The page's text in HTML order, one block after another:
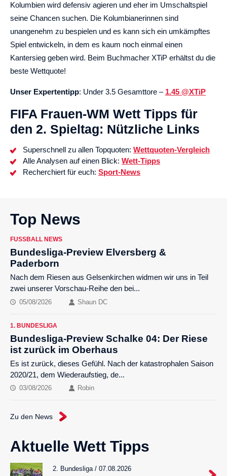
Kolumbien wird defensiv agieren und eher im Umschaltspiel
seine Chancen suchen. Die Kolumbianerinnen sind
unangenehm zu bespielen und es kann sich ein umkämpftes
Spiel entwickeln, in dem es kaum noch einmal einen
Kantersieg geben wird. Beim Buchmacher XTiP erhältst du die
beste Wettquote!
Unser Expertentipp: Under 3.5 Gesamttore – 1.45 @XTiP
FIFA Frauen-WM Wett Tipps für
den 2. Spieltag: Nützliche Links
Superschnell zu allen Topquoten: Wettquoten-Vergleich
Alle Analysen auf einen Blick: Wett-Tipps
Recherchiert für euch: Sport-News
Aktuelle Wett Tipps
2. Bundesliga / 07.08.2026
Top News
FUSSBALL NEWS
Bundesliga-Preview Elversberg &
Paderborn
Nach dem Riesen aus Gelsenkirchen widmen wir uns in Teil
zwei unserer Vorschau-Reihe den bei...
05/08/2026 Shaun DC
1. BUNDESLIGA
Bundesliga-Preview Schalke 04: Der Riese
ist zurück im Oberhaus
Es ist zurück, dieses Gefühl. Nach der katastrophalen Saison
2020/21, dem Wiederaufstieg, de...
03/08/2026 Robin
Zu den News